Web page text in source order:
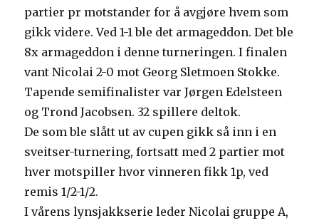
partier pr motstander for å avgjøre hvem som
gikk videre. Ved 1-1 ble det armageddon. Det ble
8x armageddon i denne turneringen. I finalen
vant Nicolai 2-0 mot Georg Sletmoen Stokke.
Tapende semifinalister var Jørgen Edelsteen
og Trond Jacobsen. 32 spillere deltok.
De som ble slått ut av cupen gikk så inn i en
sveitser-turnering, fortsatt med 2 partier mot
hver motspiller hvor vinneren fikk 1p, ved
remis 1/2-1/2.
I vårens lynsjakkserie leder Nicolai gruppe A,